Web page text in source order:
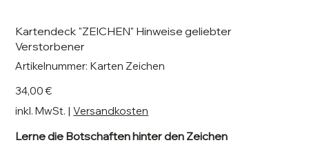
Kartendeck "ZEICHEN" Hinweise geliebter
Verstorbener
Artikelnummer: Artikelnummer:
Karten
Karten Zeichen
Preis
34,00 €
inkl. MwSt. | Versandkosten
Lerne die Botschaften hinter den Zeichen